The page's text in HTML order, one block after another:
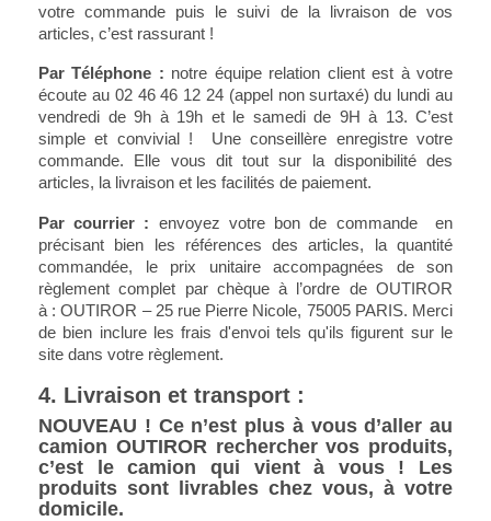
votre commande puis le suivi de la livraison de vos
articles, c’est rassurant !
Par Téléphone : notre équipe relation client est à votre
écoute au 02 46 46 12 24 (appel non surtaxé) du lundi au
vendredi de 9h à 19h et le samedi de 9H à 13. C’est
simple et convivial ! Une conseillère enregistre votre
commande. Elle vous dit tout sur la disponibilité des
articles, la livraison et les facilités de paiement.
Par courrier : envoyez votre bon de commande en
précisant bien les références des articles, la quantité
commandée, le prix unitaire accompagnées de son
règlement complet par chèque à l’ordre de OUTIROR
à :OUTIROR – 25 rue Pierre Nicole, 75005 PARIS. Merci
de bien inclure les frais d'envoi tels qu'ils figurent sur le
site dans votre règlement.
4. Livraison et transport :
NOUVEAU ! Ce n’est plus à vous d’aller au
camion OUTIROR rechercher vos produits,
c’est le camion qui vient à vous ! Les
produits sont livrables chez vous, à votre
domicile.